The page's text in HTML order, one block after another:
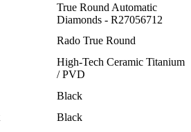
True Round Automatic
Diamonds - R27056712
Rado True Round
High-Tech Ceramic Titanium
/ PVD
Black
Black